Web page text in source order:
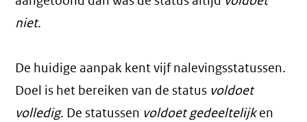
niet.
De huidige aanpak kent vijf nalevingsstatussen.
Doel is het bereiken van de status voldoet
volledig. De statussen voldoet gedeeltelijken